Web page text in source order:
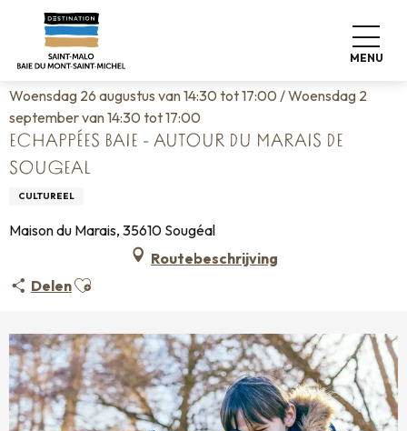
contenu
MENU
Home Wonen zoals thuis
Echappées Baie - Autour du Marais de Sougeal
Woensdag 26 augustus van 14:30 tot 17:00 / Woensdag 2
september van 14:30 tot 17:00
ECHAPPÉES BAIE - AUTOUR DU MARAIS DE
SOUGEAL
CULTUREEL
Maison du Marais, 35610 Sougéal
Routebeschrijving
DelenAjouter aux favoris